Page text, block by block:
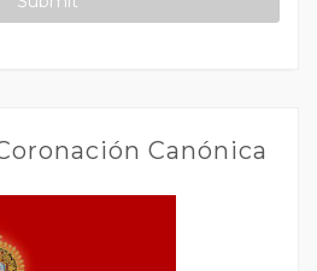
Canónica